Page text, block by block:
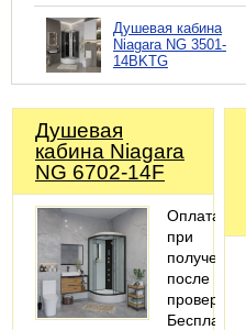
Душевая кабина
Niagara NG 3501-
14BKTG
Душевая
кабина Niagara
NG 6702-14F
Оплата
при
получении,
после
проверки
Бесплатная